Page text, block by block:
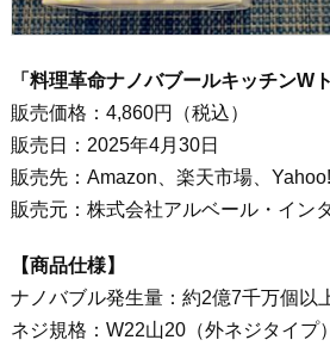
「料理革命ナノバブールキッチンW
販売価格：4,860円（税込）
販売日：2025年4月30日
販売先：Amazon、楽天市場、
販売元：株式会社アルベール・イン
【商品仕様】
ナノバブル発生量：約2億7千万個以
ネジ規格：W22山20（外ネジタイプ）